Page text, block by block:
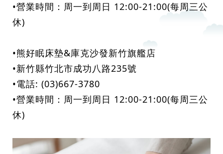
•營業時間：周一到周日 12:00-21:00(每周三公
休)
•熊好眠床墊&庫克沙發新竹旗艦店
•新竹縣竹北市成功八路235號
•電話: (03)667-3780
•營業時間：周一到周日 12:00-21:00(每周三公
休)